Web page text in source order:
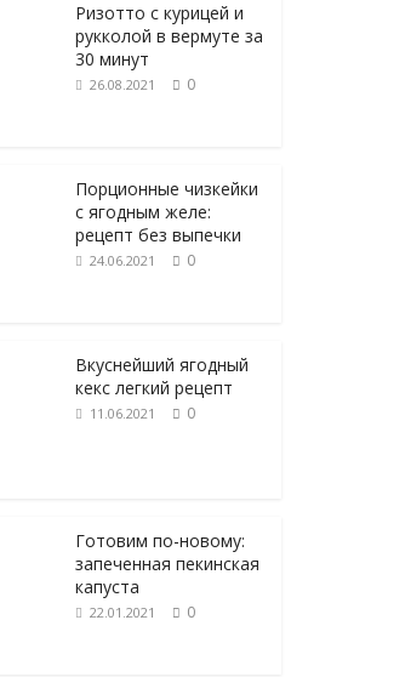
Ризотто с курицей и
рукколой в вермуте за
30 минут
26.08.2021 0
Порционные чизкейки
с ягодным желе:
рецепт без выпечки
24.06.2021 0
Вкуснейший ягодный
кекс легкий рецепт
11.06.2021 0
Готовим по-новому:
запеченная пекинская
капуста
22.01.2021 0